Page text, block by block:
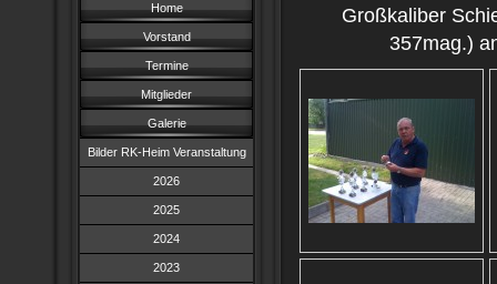
Home
Vorstand
Termine
Mitglieder
Galerie
Bilder RK-Heim Veranstaltung
2026
2025
2024
2023
Großkaliber
357mag.)